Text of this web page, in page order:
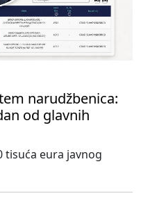
narudžbenica:
od glavnih
tisuća eura javnog